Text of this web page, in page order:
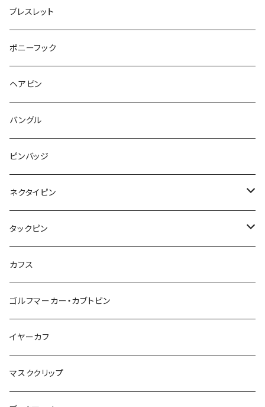
こいのぼり
マーブル
カメオ
星
鳥
Animal
マーブル
こいのぼり
てんとう虫
鳥
食品
Triangle
食品
ハロウィン
カモフラージュ
square
天使
リボン
Bubble
レッサーパンダ
ブタ
マーメイド
雲
月
惑星
星
唐津土
lip
フルーツ
アイスクリーム
マーブル
音楽
カメオ
ハート
くま
コアラ
羊
牛
カメ
イルカ
カエル
bag
フルーツ
さくらんぼ
レモン
てんとう虫
野菜
雲
月
惑星
星
こいのぼり
カメラ
音楽
バイオリン
ピアノ
カメオ
バルーン
ガラス
カメラ
リボン
ラリエット
モザイク
ハート
アルファベット
ハロウィン
紐
鳥
バルーン
lip
フルーツ
パン
ガラス
リボン
マーブル
鳥
星
アルファベット
ハロウィン
カメオ
ブレスレット
ポニーフック
ヘアピン
バングル
ピンバッジ
ネクタイピン
結び
スクエア
タックピン
結び
カフス
ゴルフマーカー・カブトピン
イヤーカフ
マスククリップ